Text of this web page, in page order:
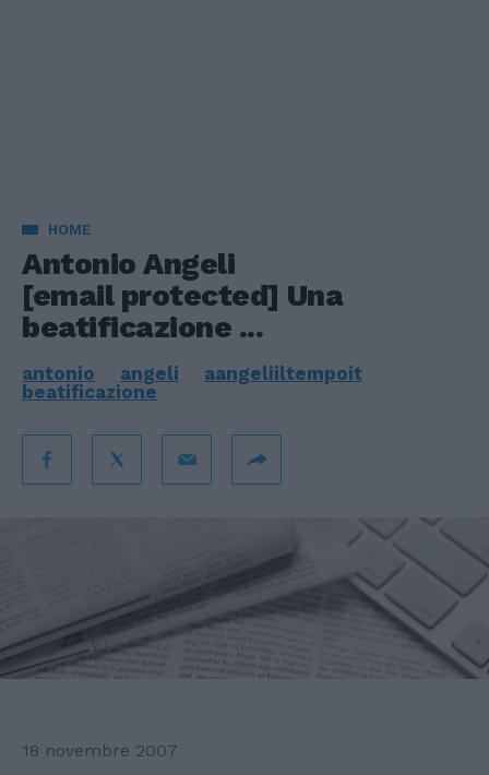
HOME
Antonio Angeli
[email protected] Una
beatificazione ...
antonio angeli
aangeliiltempoit
beatificazione
18 novembre 2007